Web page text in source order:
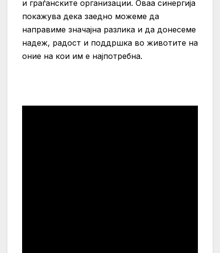
и граѓанските организации. Оваа синергија
покажува дека заедно можеме да
направиме значајна разлика и да донесеме
надеж, радост и поддршка во животите на
оние на кои им е најпотребна.